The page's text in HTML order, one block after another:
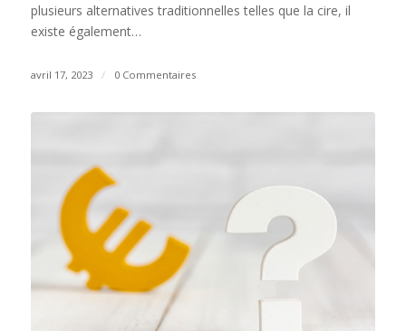
plusieurs alternatives traditionnelles telles que la cire, il
existe également…
avril 17, 2023 / 0 Commentaires